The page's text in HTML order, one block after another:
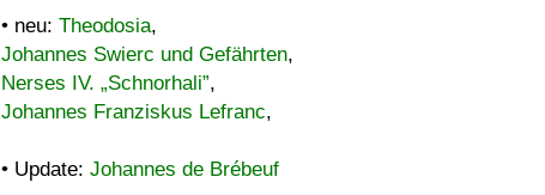
• neu: Theodosia,
Johannes Swierc und Gefährten,
Nerses IV. „Schnorhali”,
Johannes Franziskus Lefranc,
• Update: Johannes de Brébeuf